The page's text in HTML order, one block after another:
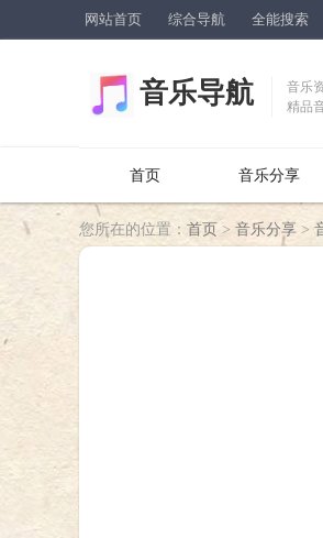
网站首页 综合导航 全能搜索
音乐导航
音乐
精品
首页 音乐分享
您所在的位置： 首页 > 音乐分享 >